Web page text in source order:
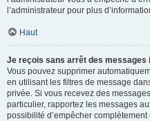
l’administrateur pour plus
Haut
Je reçois sans arrêt des messages
Vous pouvez supprimer
en utilisant les filtres de message
privée. Si vous recevez des
particulier, rapportez les messages
possibilité d’empêcher